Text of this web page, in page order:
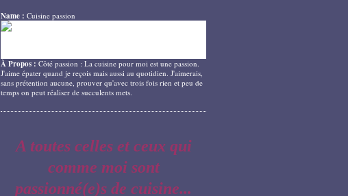
Name : Cuisine passion
À Propos : Côté passion : La cuisine pour moi est une passion.
J'aime épater quand je reçois mais aussi au quotidien. J'aimerais,
sans prétention aucune, prouver qu'avec trois fois rien et peu de
temps on peut réaliser de succulents mets.
A toutes celles et ceux qui
comme moi sont
passionné(e)s de cuisine...